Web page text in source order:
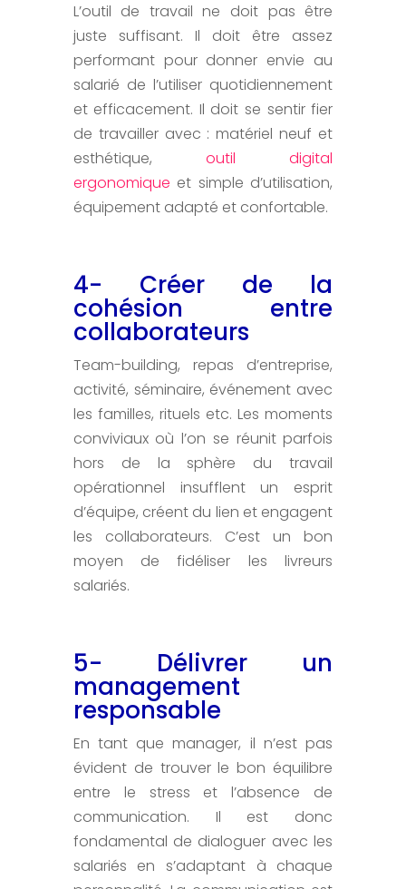
L’outil de travail ne doit pas être
juste suffisant. Il doit être assez
performant pour donner envie au
salarié de l’utiliser quotidiennement
et efficacement. Il doit se sentir fier
de travailler avec : matériel neuf et
esthétique, outil digital
ergonomique et simple d’utilisation,
équipement adapté et confortable.
4- Créer de la
cohésion entre
collaborateurs
Team-building, repas d’entreprise,
activité, séminaire, événement avec
les familles, rituels etc. Les moments
conviviaux où l’on se réunit parfois
hors de la sphère du travail
opérationnel insufflent un esprit
d’équipe, créent du lien et engagent
les collaborateurs. C’est un bon
moyen de fidéliser les livreurs
salariés.
5- Délivrer un
management
responsable
En tant que manager, il n’est pas
évident de trouver le bon équilibre
entre le stress et l’absence de
communication. Il est donc
fondamental de dialoguer avec les
salariés en s’adaptant à chaque